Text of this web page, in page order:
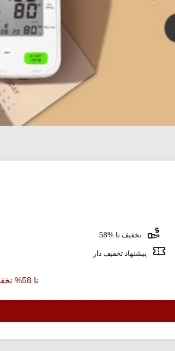
تخفیف تا %58
پیشنهاد تخفیف دار
تا 58% تخفیف خرید عمده اسنپ مارکت